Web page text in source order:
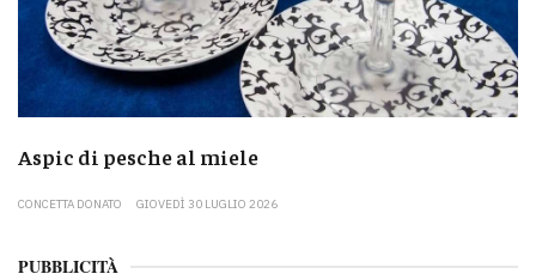
Aspic di pesche al miele
CONCETTA DONATO GIOVEDÌ 30 LUGLIO 2026
PUBBLICITÀ